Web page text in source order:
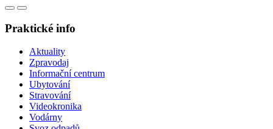
Praktické info
Aktuality
Zpravodaj
Informační centrum
Ubytování
Stravování
Videokronika
Vodárny